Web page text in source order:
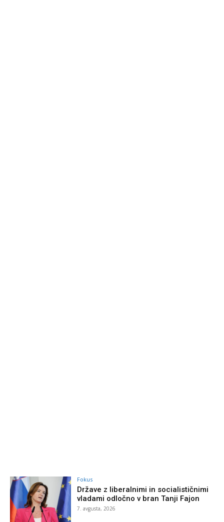
Fokus
Države z liberalnimi in socialističnimi
vladami odločno v bran Tanji Fajon
7. avgusta, 2026